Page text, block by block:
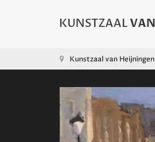
Kunstzaal van Heijningen